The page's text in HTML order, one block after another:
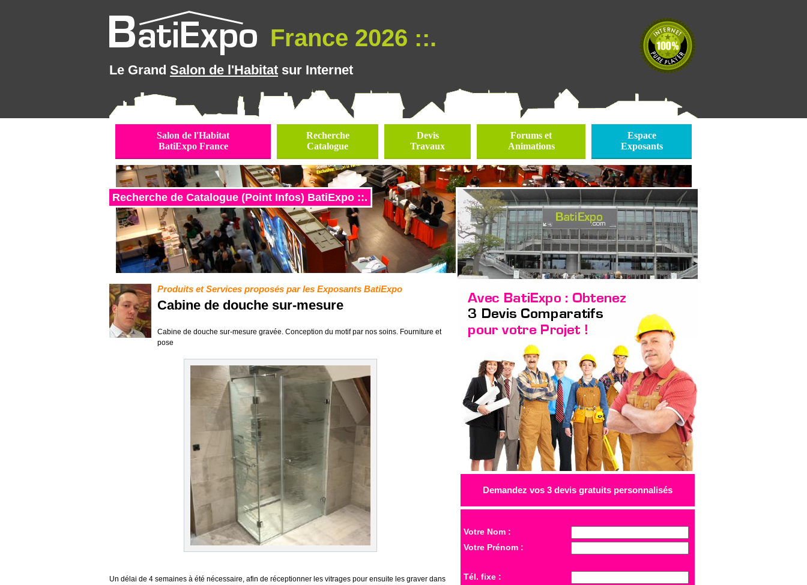
France 2026 ::.
Le Grand Salon de l'Habitat sur Internet
Salon de l'Habitat
BatiExpo France
Recherche
Catalogue
Devis
Travaux
Forums et
Animations
Espace
Exposants
Recherche de Catalogue (Point Infos) BatiExpo ::.
Produits et Services proposés par les Exposants BatiExpo
Cabine de douche sur-mesure
Cabine de douche sur-mesure gravée. Conception du motif par nos soins. Fourniture et
pose
Un délai de 4 semaines à été nécessaire, afin de réceptionner les vitrages pour ensuite les graver dans
Demandez vos 3 devis gratuits personnalisés
Votre Nom :
Votre Prénom :
Tél. fixe :